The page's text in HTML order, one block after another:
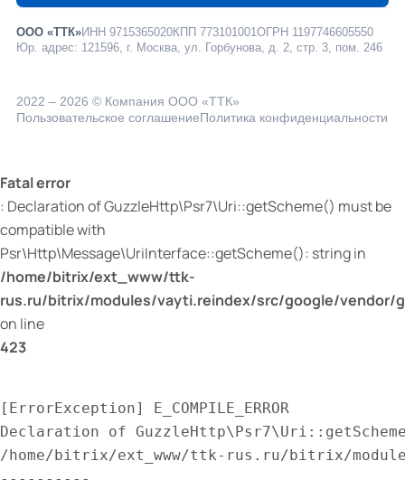
ООО «ТТК»ИНН 9715365020КПП 773101001ОГРН 1197746605550
Юр. адрес: 121596, г. Москва, ул. Горбунова, д. 2, стр. 3, пом. 246
2022 – 2026 © Компания ООО «ТТК»
Пользовательское соглашениеПолитика конфиденциальности
Fatal error
: Declaration of GuzzleHttp\Psr7\Uri::getScheme() must be
compatible with
Psr\Http\Message\UriInterface::getScheme(): string in
/home/bitrix/ext_www/ttk-
rus.ru/bitrix/modules/vayti.reindex/src/google/vendor/
on line
423
[ErrorException] E_COMPILE_ERROR
Declaration of
/home/bitrix/ext_www/ttk-rus.ru/bitrix/